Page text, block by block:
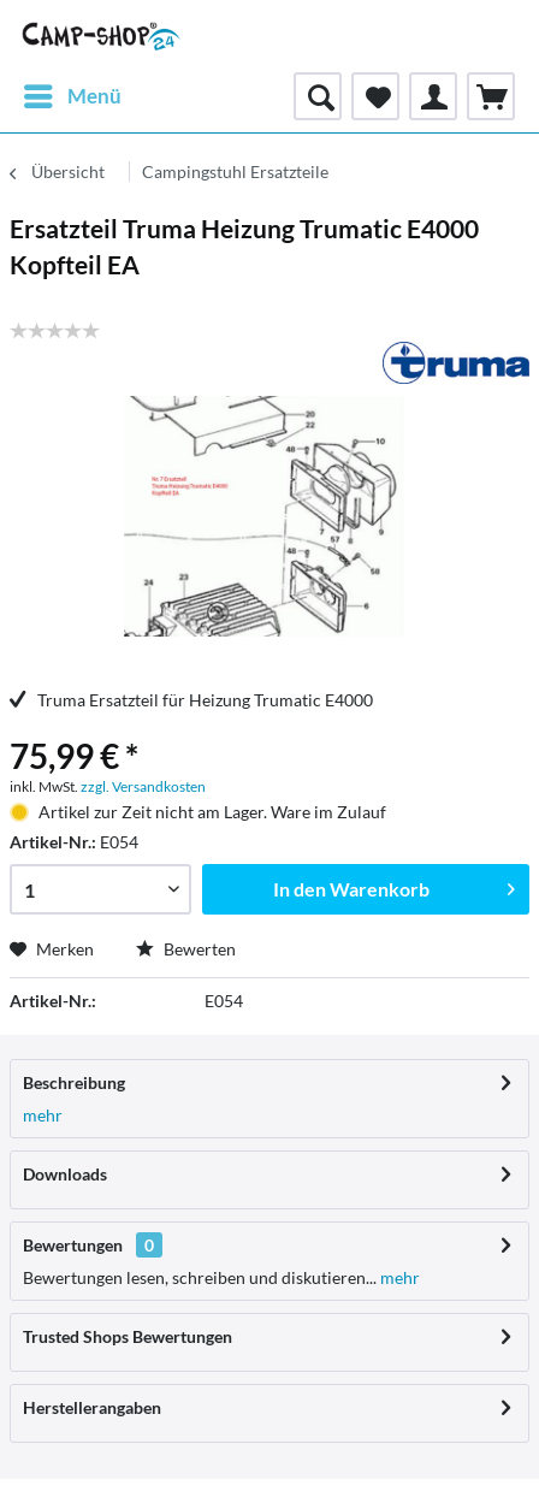
Menü
Übersicht Campingstuhl Ersatzteile
Ersatzteil Truma Heizung Trumatic E4000
Kopfteil EA
Truma Ersatzteil für Heizung Trumatic E4000
75,99 € *
inkl. MwSt. zzgl. Versandkosten
Artikel zur Zeit nicht am Lager. Ware im Zulauf
Artikel-Nr.: E054
In denWarenkorb
Merken Bewerten
Artikel-Nr.: E054
Beschreibung
mehr
Downloads
Bewertungen
0
Bewertungen lesen, schreiben und diskutieren... mehr
Trusted Shops Bewertungen
Herstellerangaben